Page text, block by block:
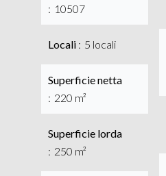
10507
Locali 5 locali
Superficie netta
220 m²
Superficie lorda
250 m²